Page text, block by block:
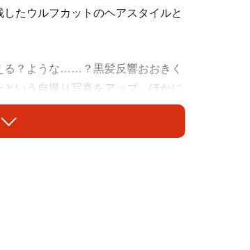
たウルフカットのヘアスタイルと
る？ような……？黒髪反響おおきく
いう自撮り写真をアップ。ほかに
ンからは「初めて見るタイプの添